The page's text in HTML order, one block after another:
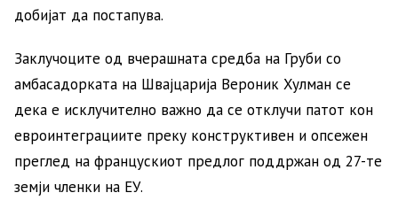
добијат да постапува.
Заклучоците од вчерашната средба на Груби со
амбасадорката на Швајцарија Вероник Хулман се
дека е исклучително важно да се отклучи патот кон
евроинтеграциите преку конструктивен и опсежен
преглед на францускиот предлог поддржан од 27-те
земји членки на ЕУ.